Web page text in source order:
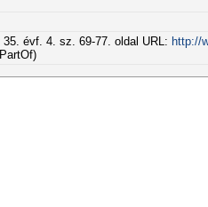
35. évf. 4. sz. 69-77. oldal URL: http://